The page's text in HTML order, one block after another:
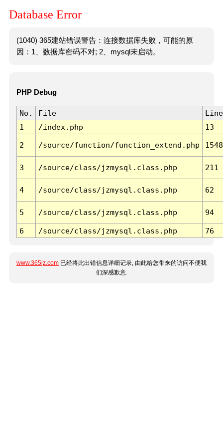
Database Error
(1040) 365建站错误警告：连接数据库失败，可能的原
因：1、数据库密码不对; 2、mysql未启动。
PHP Debug
No. File
Line
1
/index.php 13
2 /source/function/function_extend.php 1548
3 /source/class/jzmysql.class.php 211
4 /source/class/jzmysql.class.php 62
5 /source/class/jzmysql.class.php 94
6 /source/class/jzmysql.class.php 76
www.365jz.com 已经将此出错信息详细记录, 由此给您带来的访问不便我
们深感歉意.